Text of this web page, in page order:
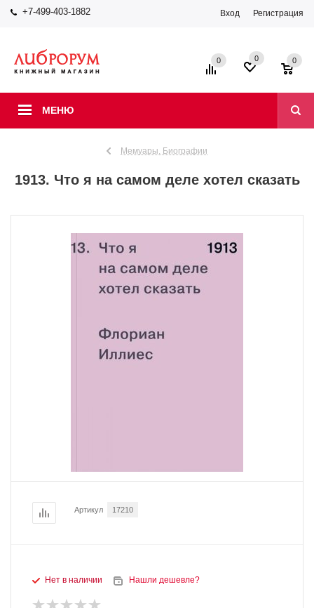
+7-499-403-1882 Вход Регистрация
МЕНЮ
0 0 0
Мемуары. Биографии
1913. Что я на самом деле хотел сказать
Артикул 17210
Нет в наличии Нашли дешевле?